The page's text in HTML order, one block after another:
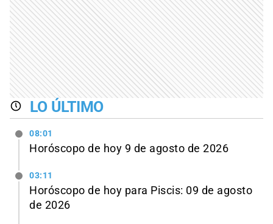
LO ÚLTIMO
08:01
Horóscopo de hoy 9 de agosto de 2026
03:11
Horóscopo de hoy para Piscis: 09 de agosto
de 2026